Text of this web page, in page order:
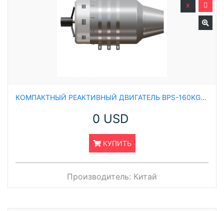
КОМПАКТНЫЙ РЕАКТИВНЫЙ ДВИГАТЕЛЬ BPS-160KGF ТЯГОЙ 160 КГС
0 USD
КУПИТЬ
x
Производитель: Китай